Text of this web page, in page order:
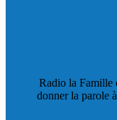
Radio la Famille
donner la parole